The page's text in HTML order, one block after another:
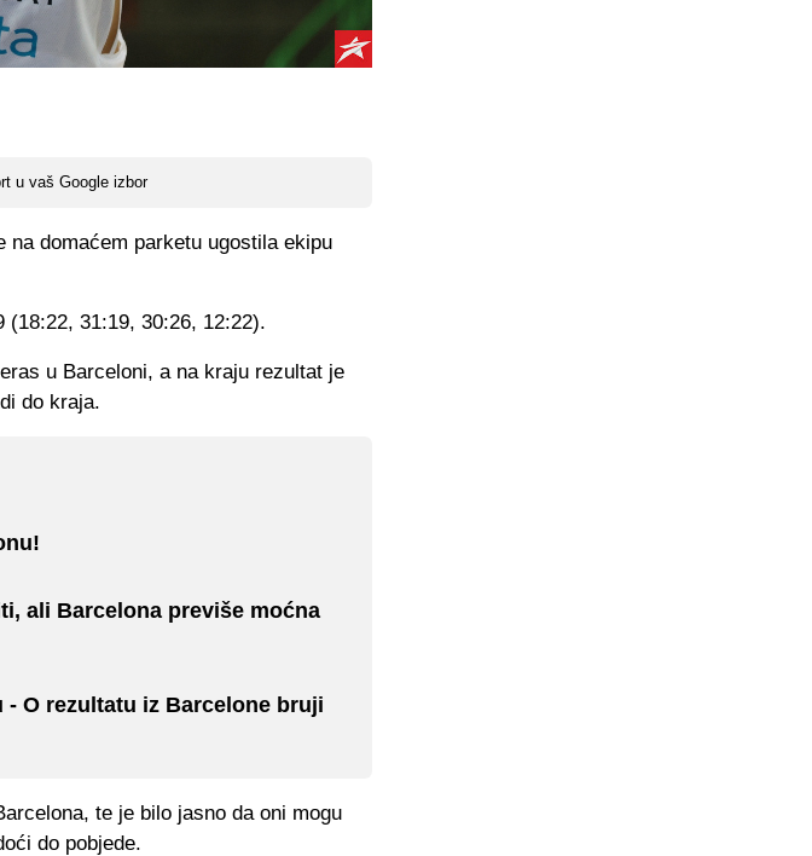
u vaš Google izbor
domaćem parketu ugostila ekipu
31:19, 30:26, 12:22).
u Barceloni, a na kraju rezultat je
do kraja.
ali Barcelona previše moćna
- O rezultatu iz Barcelone bruji
te je bilo jasno da oni mogu
do pobjede.